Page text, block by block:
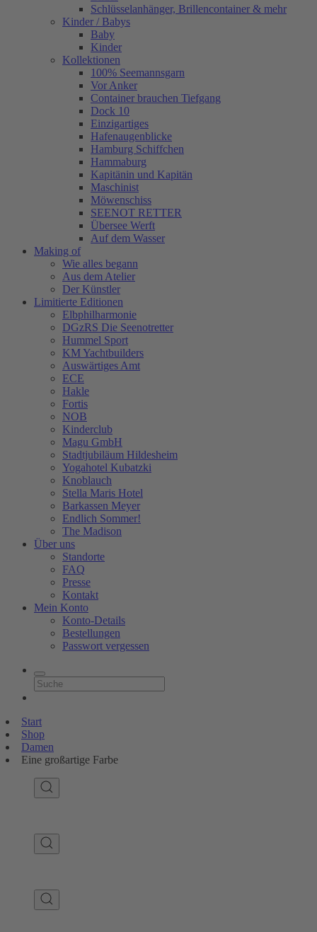
Schlüsselanhänger, Brillencontainer & mehr
Kinder / Babys
Baby
Kinder
Kollektionen
100% Seemannsgarn
Vor Anker
Container brauchen Tiefgang
Dock 10
Einzigartiges
Hafenaugen­blicke
Hamburg Schiffchen
Hammaburg
Kapitänin und Kapitän
Maschinist
Möwenschiss
SEENOT RETTER
Übersee Werft
Auf dem Wasser
Making of
Wie alles begann
Aus dem Atelier
Der Künstler
Limitierte Editionen
Elbphilharmonie
DGzRS Die Seenotretter
Hummel Sport
KM Yachtbuilders
Auswärtiges Amt
ECE
Hakle
Fortis
NOB
Kinderclub
Magu GmbH
Stadtjubiläum Hildesheim
Yogahotel Kubatzki
Knoblauch
Stella Maris Hotel
Barkassen Meyer
Endlich Sommer!
The Madison
Über uns
Standorte
FAQ
Presse
Kontakt
Mein Konto
Konto-Details
Bestellungen
Passwort vergessen
Start
Shop
Damen
Eine großartige Farbe